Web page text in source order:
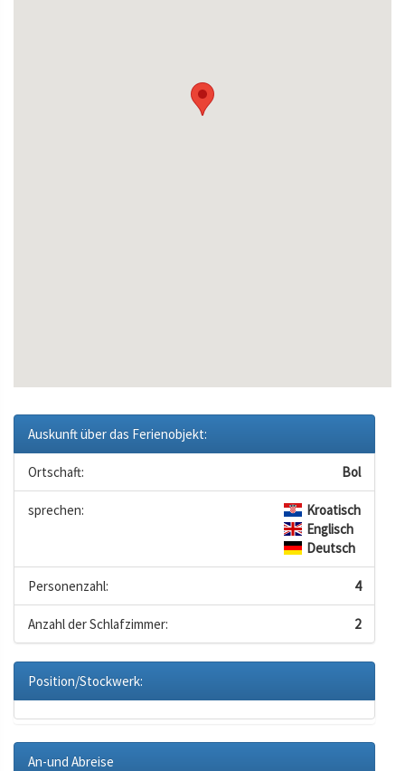
Auskunft über das Ferienobjekt:
Ortschaft: Bol
sprechen:
Kroatisch
Englisch
Deutsch
Personenzahl: 4
Anzahl der Schlafzimmer: 2
Position/Stockwerk:
An-und Abreise